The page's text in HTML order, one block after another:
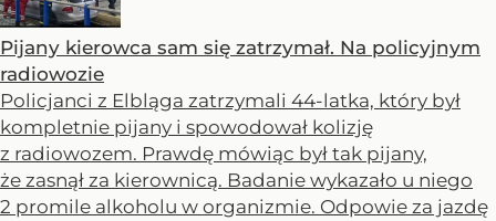
Pijany kierowca sam się zatrzymał. Na policyjnym
radiowozie
Policjanci z Elbląga zatrzymali 44-latka, który był
kompletnie pijany i spowodował kolizję
z radiowozem. Prawdę mówiąc był tak pijany,
że zasnął za kierownicą. Badanie wykazało u niego
2 promile alkoholu w organizmie. Odpowie za jazdę